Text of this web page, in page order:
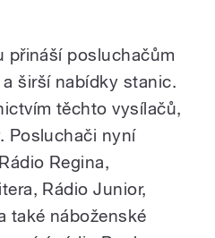
přináší posluchačům
širší nabídky stanic.
těchto vysílačů,
Posluchači nyní
Regina,
Rádio Junior,
také náboženské